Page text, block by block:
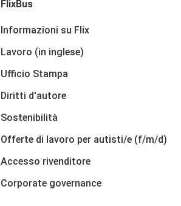
FlixBus
Informazioni su Flix
Lavoro (in inglese)
Ufficio Stampa
Diritti d'autore
Sostenibilità
Offerte di lavoro per autisti/e (f/m/d)
Accesso rivenditore
Corporate governance